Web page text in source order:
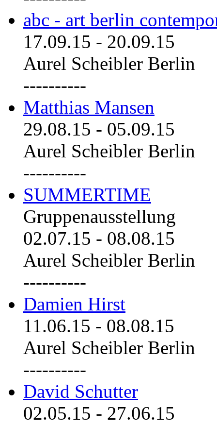
abc - art berlin
17.09.15 - 20.09.15
Aurel Scheibler Berlin
----------
Matthias Mansen
29.08.15 - 05.09.15
Aurel Scheibler Berlin
----------
SUMMERTIME
Gruppenausstellung
02.07.15 - 08.08.15
Aurel Scheibler Berlin
----------
Damien Hirst
11.06.15 - 08.08.15
Aurel Scheibler Berlin
----------
David Schutter
02.05.15 - 27.06.15